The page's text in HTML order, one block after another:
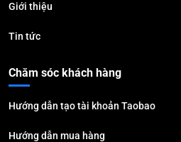
Giới thiệu
Tin tức
Chăm sóc khách hàng
Hướng dẫn tạo tài khoản Taobao
Hướng dẫn mua hàng